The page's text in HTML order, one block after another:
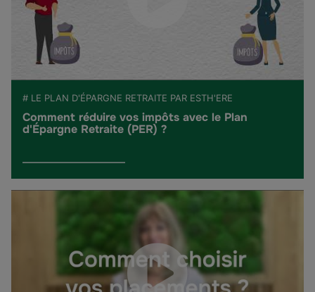
# LE PLAN D'ÉPARGNE RETRAITE PAR ESTH'ERE
Comment réduire vos impôts avec le Plan
d'Épargne Retraite (PER) ?